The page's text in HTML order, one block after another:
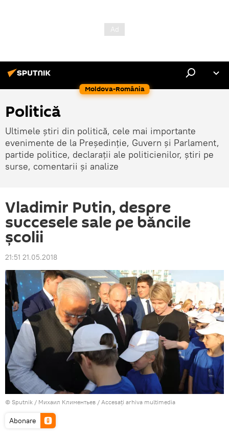
Moldova-România
Politică
Ultimele știri din politică, cele mai importante
evenimente de la Președinție, Guvern și Parlament,
partide politice, declarații ale politicienilor, știri pe
surse, comentarii și analize
Vladimir Putin, despre
succesele sale pe băncile
școlii
21:51 21.05.2018
© Sputnik / Михаил Климентьев / Accesați arhiva multimedia
Abonare